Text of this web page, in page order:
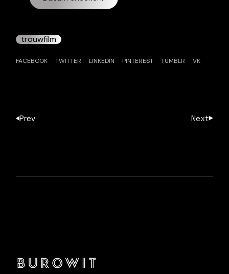
trouwfilm
FACEBOOK TWITTER LINKEDIN PINTEREST TUMBLR VK
Prev Next